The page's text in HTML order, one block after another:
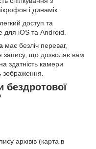
і динамік.
легкий доступ та
для iOS та Android.
має безліч переваг,
запису, що дозволяє вам
здатність камери
зображення.
бездротової
архівів (карта в